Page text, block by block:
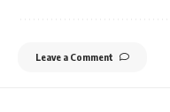
Leave a Comment